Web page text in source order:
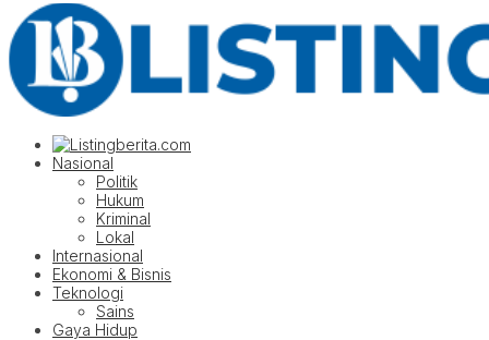
Nasional
Politik
Hukum
Kriminal
Lokal
Internasional
Ekonomi & Bisnis
Teknologi
Sains
Gaya Hidup